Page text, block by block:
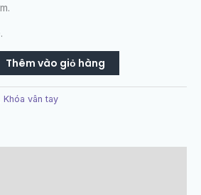
Thêm vào giỏ hàng
Khóa vân tay